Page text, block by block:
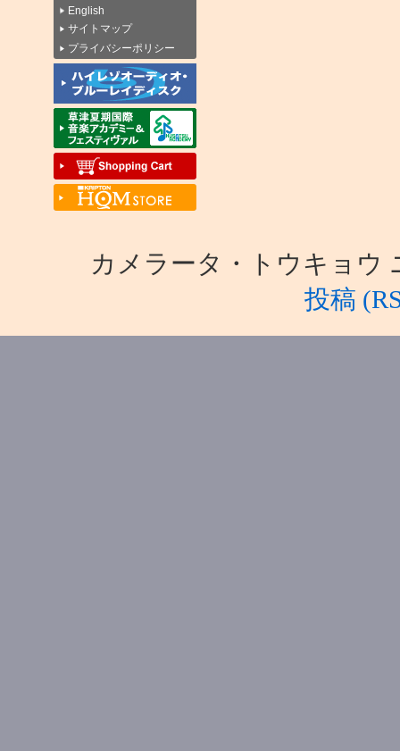
English
サイトマップ
プライバシーポリシー
カメラータ・トウキョウ
投稿